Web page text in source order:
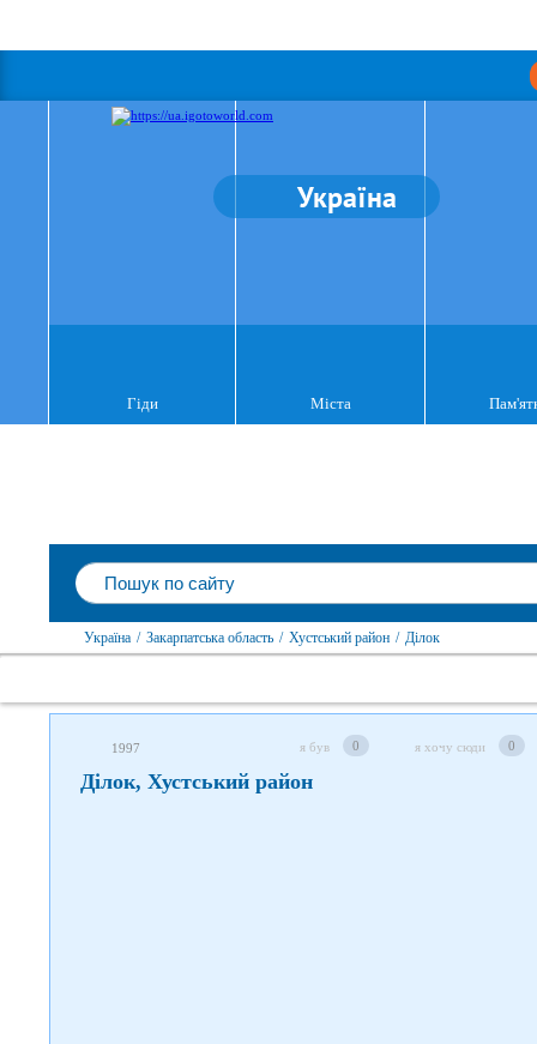
Україна
Гіди Міста
Україна / Закарпатська область / Хустський район / Ділок
1997 я був 0 я хочу сюди 0
Ділок, Хустський район